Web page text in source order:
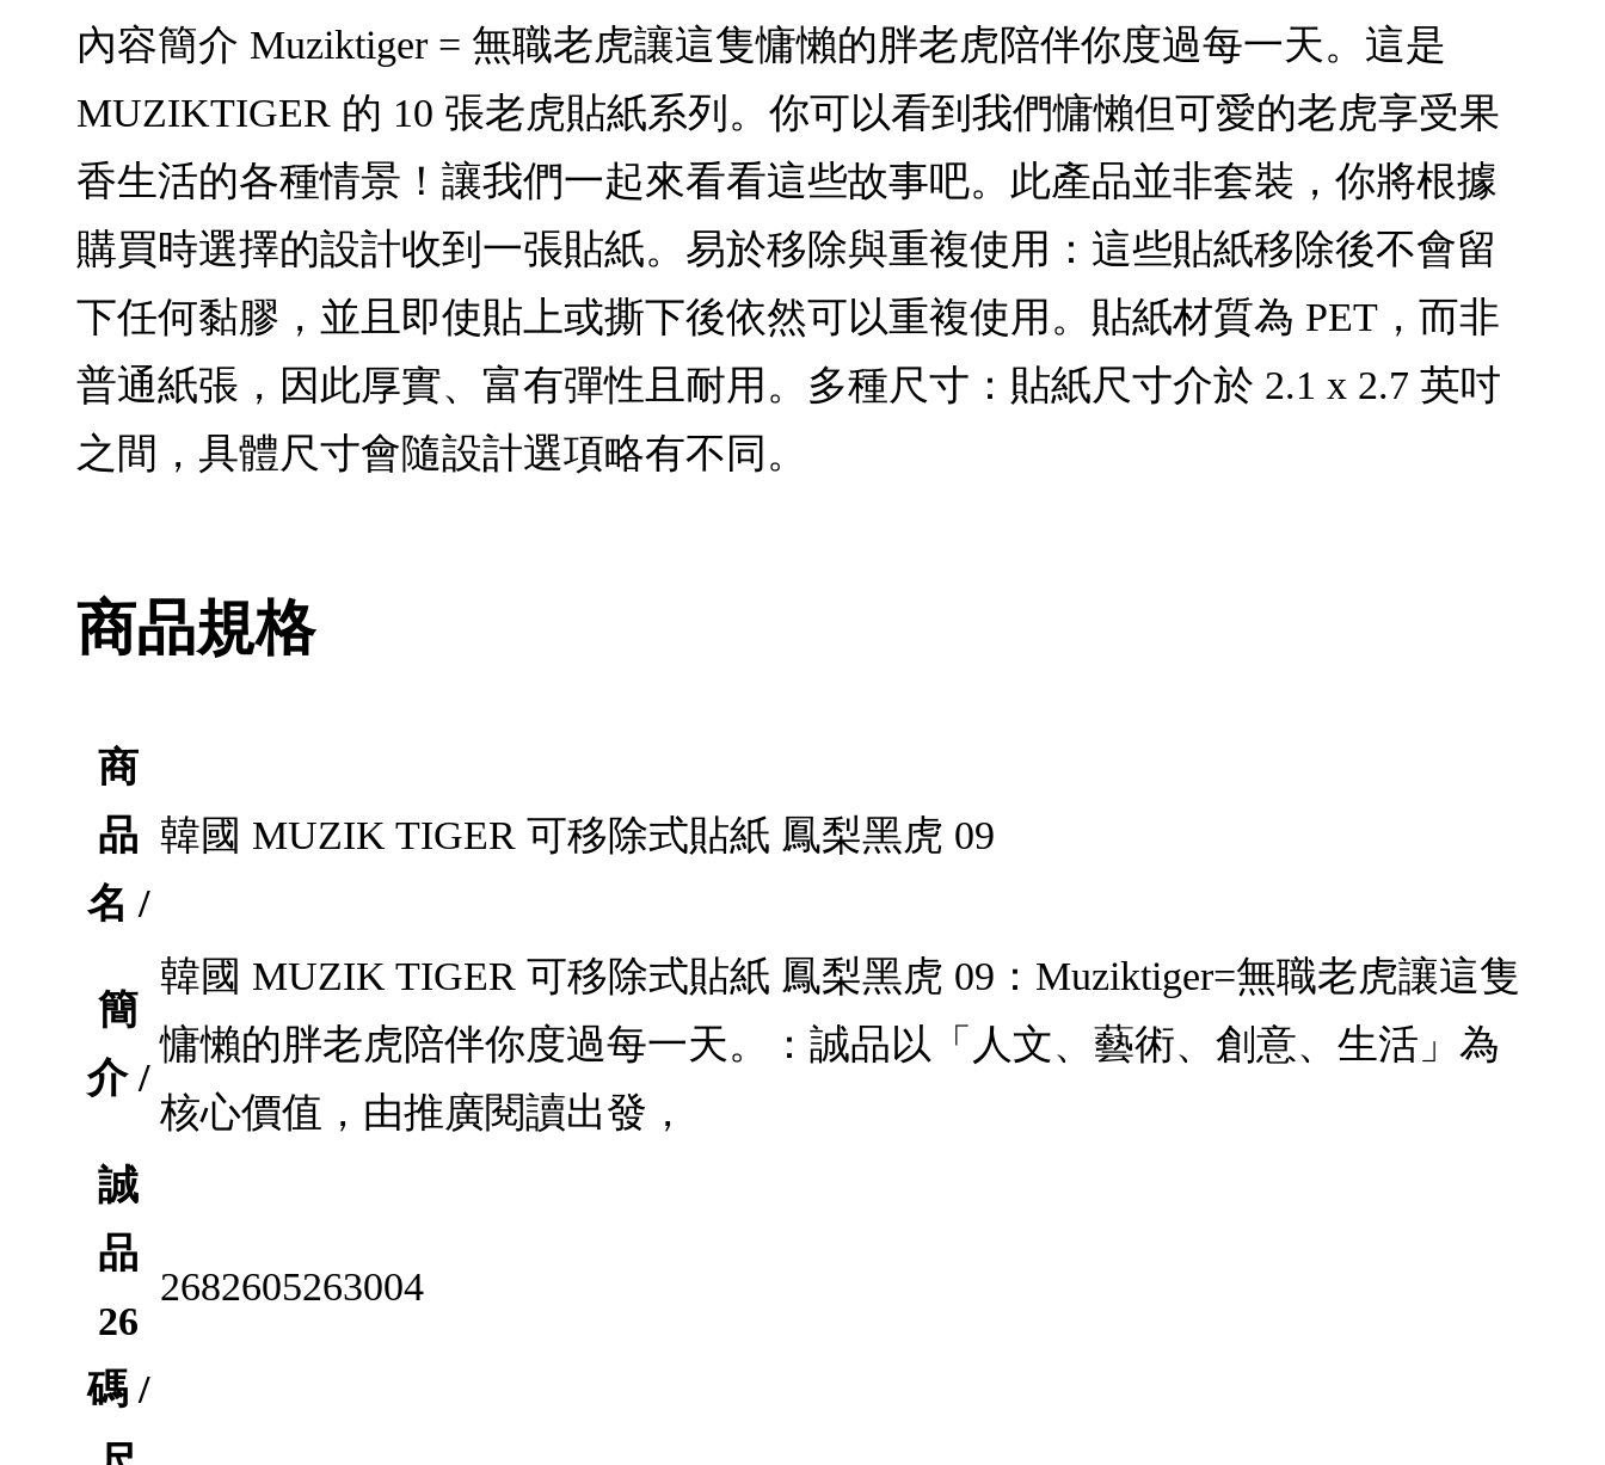
內容簡介 Muziktiger = 無職老虎讓這隻慵懶的胖老虎陪伴你度過每一天。這是
MUZIKTIGER 的 10 張老虎貼紙系列。你可以看到我們慵懶但可愛的老虎享受果
香生活的各種情景！讓我們一起來看看這些故事吧。此產品並非套裝，你將根據
購買時選擇的設計收到一張貼紙。易於移除與重複使用：這些貼紙移除後不會留
下任何黏膠，並且即使貼上或撕下後依然可以重複使用。貼紙材質為 PET，而非
普通紙張，因此厚實、富有彈性且耐用。多種尺寸：貼紙尺寸介於 2.1 x 2.7 英吋
之間，具體尺寸會隨設計選項略有不同。
商品規格
商
品
名 /
韓國 MUZIK TIGER 可移除式貼紙 鳳梨黑虎 09
簡
介 /
韓國 MUZIK TIGER 可移除式貼紙 鳳梨黑虎 09：Muziktiger=無職老虎讓這隻
慵懶的胖老虎陪伴你度過每一天。：誠品以「人文、藝術、創意、生活」為
核心價值，由推廣閱讀出發，
誠
品
26
碼 /
2682605263004